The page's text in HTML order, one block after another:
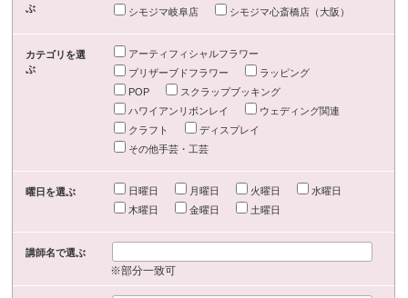
ぶ
シモジマ岐阜店
シモジマ心斎橋店（大阪）
カテゴリを選
ぶ
アーティフィシャルフラワー
プリザーブドフラワー
ラッピング
POP
スクラップブッキング
ハワイアンリボンレイ
ウェディング関連
クラフト
ディスプレイ
その他手芸・工芸
曜日を選ぶ 日曜日 月曜日 火曜日
水曜日
木曜日
金曜日 土曜日
講師名で選ぶ
※部分一致可